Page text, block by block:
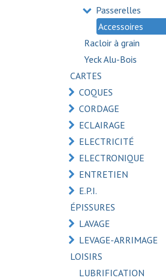
Passerelles
Accessoires
Racloir à grain
Yeck Alu-Bois
CARTES
COQUES
CORDAGE
ECLAIRAGE
ELECTRICITÉ
ELECTRONIQUE
ENTRETIEN
E.P.I.
ÉPISSURES
LAVAGE
LEVAGE-ARRIMAGE
LOISIRS
LUBRIFICATION